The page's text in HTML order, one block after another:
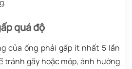
quá độ
của ống phải gấp ít nhất 5 lần
tránh gãy hoặc móp, ảnh hưởng